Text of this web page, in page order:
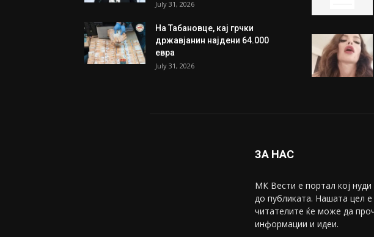
July 31, 2026
На Табановце, кај грчки
државјанин најдени 64.000
евра
July 31, 2026
ЗА НАС
МК Вести е портал коj
до публиката. Нашата цел
читателите ќе може да
информации и идеи.